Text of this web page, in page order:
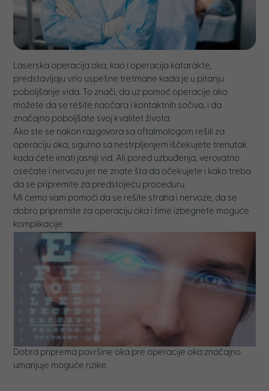
Laserska operacija oka, kao i operacija katarakte,
predstavljaju vrlo uspešne tretmane kada je u pitanju
poboljšanje vida. To znači, da uz pomoć operacije ako
možete da se rešite naočara i kontaktnih sočiva, i da
značajno poboljšate svoj kvalitet života.
Ako ste se nakon razgovora sa oftalmologom rešili za
operaciju oka, sigurno sa nestrpljenjem iščekujete trenutak
kada ćete imati jasniji vid. Ali pored uzbuđenja, verovatno
osećate i nervozu jer ne znate šta da očekujete i kako treba
da se pripremite za predstojeću proceduru.
Mi ćemo vam pomoći da se rešite straha i nervoze, da se
dobro pripremite za operaciju oka i time izbegnete moguće
komplikacije.
Dobra priprema površine oka pre operacije oka značajno
umanjuje moguće rizike.